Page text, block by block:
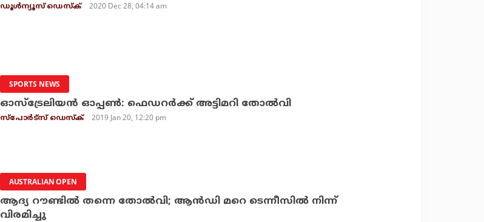
ഡൂള്‍ന്യൂസ് ഡെസ്‌ക് 2020 Dec 28, 04:14 am
SPORTS NEWS
ഓസ്‌ട്രേലിയന്‍ ഓപ്പണ്‍: ഫെഡറര്‍ക്ക് അട്ടിമറി തോല്‍വി
സ്പോര്‍ട്സ് ഡെസ്‌ക് 2019 Jan 20, 12:20 pm
AUSTRALIAN OPEN
ആദ്യ റൗണ്ടില്‍ തന്നെ തോല്‍വി; ആന്‍ഡി മറെ ടെന്നീസില്‍ നിന്ന്
വിരമിച്ചു